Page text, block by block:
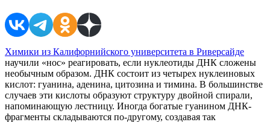
Химики из Калифорнийского университета в Риверсайде
научили «нос» реагировать, если нуклеотиды ДНК сложены
необычным образом. ДНК состоит из четырех нуклеиновых
кислот: гуанина, аденина, цитозина и тимина. В большинстве
случаев эти кислоты образуют структуру двойной спирали,
напоминающую лестницу. Иногда богатые гуанином ДНК-
фрагменты складываются по-другому, создавая так